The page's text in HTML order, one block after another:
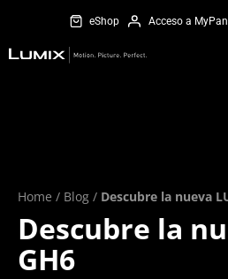
eShop Acceso a
Home / Blog / Descubre la nueva
Descubre la
GH6